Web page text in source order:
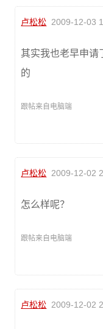
卢松松 2009-12-03
其实我也老早申请
的
跟帖来自电脑端
卢松松 2009-12-02
怎么样呢？
跟帖来自电脑端
卢松松 2009-12-02